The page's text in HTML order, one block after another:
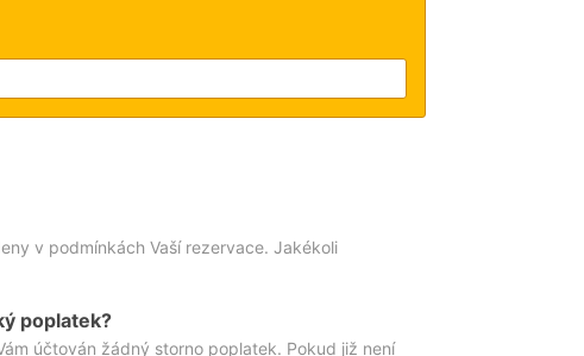
v podmínkách Vaší rezervace. Jakékoli
poplatek?
účtován žádný storno poplatek. Pokud již není